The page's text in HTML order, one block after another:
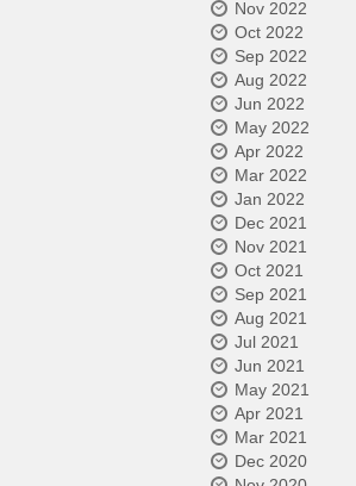
Nov 2022
Oct 2022
Sep 2022
Aug 2022
Jun 2022
May 2022
Apr 2022
Mar 2022
Jan 2022
Dec 2021
Nov 2021
Oct 2021
Sep 2021
Aug 2021
Jul 2021
Jun 2021
May 2021
Apr 2021
Mar 2021
Dec 2020